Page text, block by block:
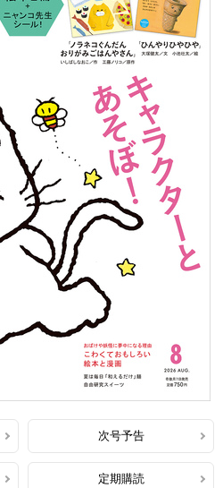
次号予告
定期購読